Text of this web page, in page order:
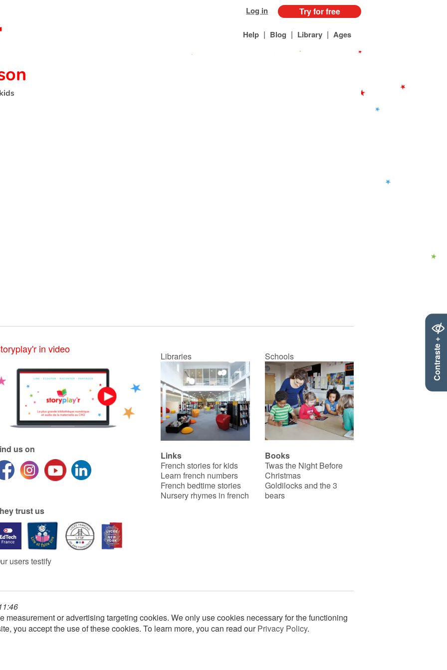
Contraste +
Log in Try for free
Help | Blog | Library | Ages
in video
us on
trust us
users testify
Libraries Schools
Links
French stories for kids
Learn french numbers
French bedtime stories
Nursery rhymes in french
Books
Twas the Night Before
Christmas
Goldilocks and the 3
bears
measurement or advertising targeting cookies. We only use cookies necessary for the functioning
you accept the use of these cookies. To learn more, you can read ourPrivacy Policy.